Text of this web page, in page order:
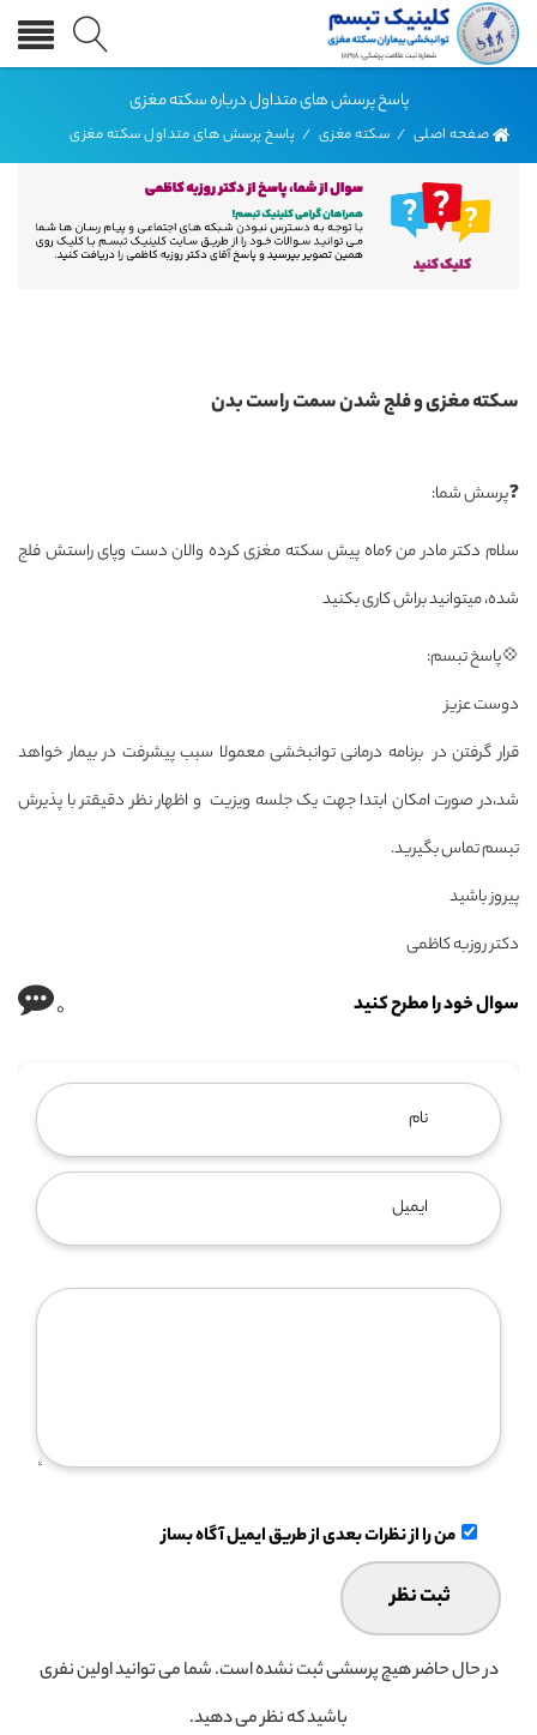
پاسخ پرسش های متداول درباره سکته مغزی
صفحه اصلی / سکته مغزی / پاسخ پرسش های متداول سکته مغزی
سکته مغزی و فلج شدن سمت راست بدن
❓پرسش شما:
سلام دکتر مادر من 6ماه پیش سکته مغزی کرده والان دست وپای راستش فلج
شده، میتوانید براش کاری بکنید
💠پاسخ تبسم:
دوست عزیز
قرار گرفتن در برنامه درمانی توانبخشی معمولا سبب پیشرفت در بیمار خواهد
شد،در صورت امکان ابتدا جهت یک جلسه ویزیت و اظهار نظر دقیقتر با پذیرش
تبسم تماس بگیرید.
پیروز باشید
دکتر روزبه کاظمی
سوال خود را مطرح کنید 0
من را از نظرات بعدی از طریق ایمیل آگاه بساز
در حال حاضر هیچ پرسشی ثبت نشده است. شما می توانید اولین نفری
باشید که نظر می دهید.